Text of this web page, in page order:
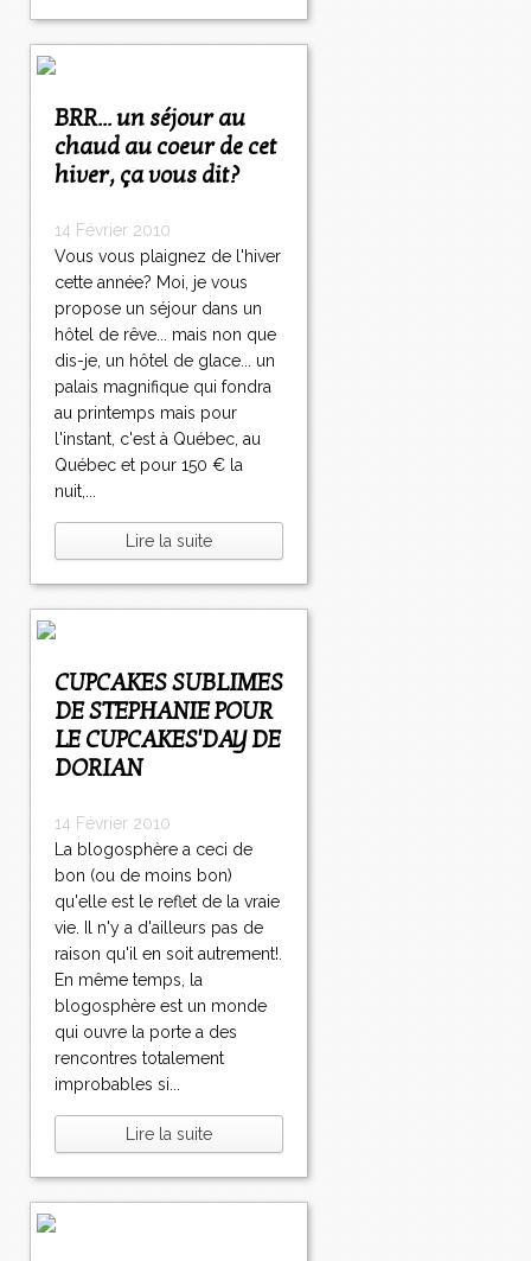
BRR... un séjour au
chaud au coeur de cet
hiver, ça vous dit?
14 Février 2010
Vous vous plaignez de l'hiver
cette année? Moi, je vous
propose un séjour dans un
hôtel de rêve... mais non que
dis-je, un hôtel de glace... un
palais magnifique qui fondra
au printemps mais pour
l'instant, c'est à Québec, au
Québec et pour 150 € la
nuit,...
Lire la suite
CUPCAKES SUBLIMES
DE STEPHANIE POUR
LE CUPCAKES'DAY DE
DORIAN
14 Février 2010
La blogosphère a ceci de
bon (ou de moins bon)
qu'elle est le reflet de la vraie
vie. Il n'y a d'ailleurs pas de
raison qu'il en soit autrement!.
En même temps, la
blogosphère est un monde
qui ouvre la porte a des
rencontres totalement
improbables si...
Lire la suite